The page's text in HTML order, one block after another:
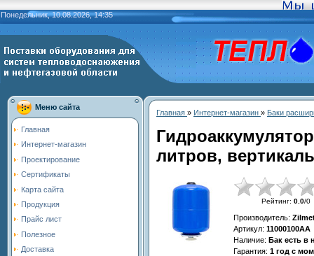
Понедельник, 10.08.2026, 14:35
Меню сайта
Главная
Интернет-магазин
Проектирование
Сертификаты
Карта сайта
Продукция
Прайс лист
Полезное
Доставка
Главная » Интернет-магазин » Баки
литров,
Рейтинг: 0.0/0
Производитель:
Артикул: 11000100АА
Наличие: Бак есть в
Гарантия: 1 год с